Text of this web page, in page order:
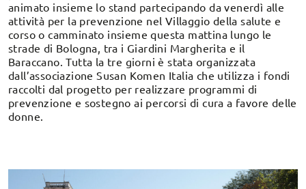
animato insieme lo stand partecipando da venerdì alle
attività per la prevenzione nel Villaggio della salute e
corso o camminato insieme questa mattina lungo le
strade di Bologna, tra i Giardini Margherita e il
Baraccano. Tutta la tre giorni è stata organizzata
dall’associazione Susan Komen Italia che utilizza i fondi
raccolti dal progetto per realizzare programmi di
prevenzione e sostegno ai percorsi di cura a favore delle
donne.